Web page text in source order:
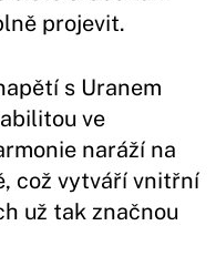
projevit.
s Uranem
ve
naráží na
což vytváří vnitřní
už tak značnou